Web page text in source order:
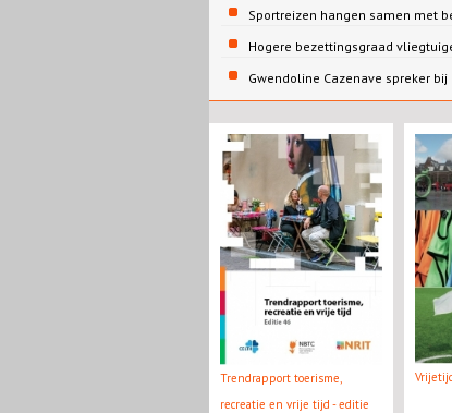
Sportreizen hangen samen met
Hogere bezettingsgraad
Gwendoline Cazenave spreker bij
Trendrapport toerisme,
recreatie en vrije tijd - editie